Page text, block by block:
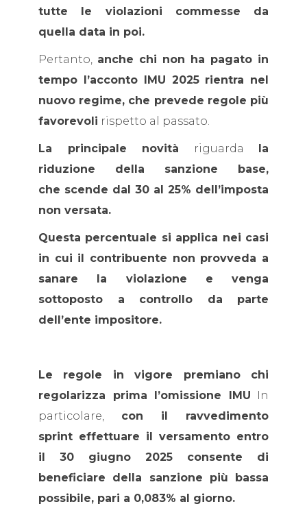
tutte le violazioni commesse da
quella data in poi.
Pertanto, anche chi non ha pagato in
tempo l’acconto IMU 2025 rientra nel
nuovo regime, che prevede regole più
favorevoli rispetto al passato.
La principale novità riguarda la
riduzione della sanzione base,
che scende dal 30 al 25% dell’imposta
non versata.
Questa percentuale si applica nei casi
in cui il contribuente non provveda a
sanare la violazione e venga
sottoposto a controllo da parte
dell’ente impositore.
Le regole in vigore premiano chi
regolarizza prima l’omissione IMU In
particolare, con il ravvedimento
sprint effettuare il versamento entro
il 30 giugno 2025 consente di
beneficiare della sanzione più bassa
possibile, pari a 0,083% al giorno.